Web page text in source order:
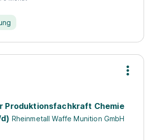
Produktionsfachkraft Chemie
Rheinmetall Waffe Munition GmbH